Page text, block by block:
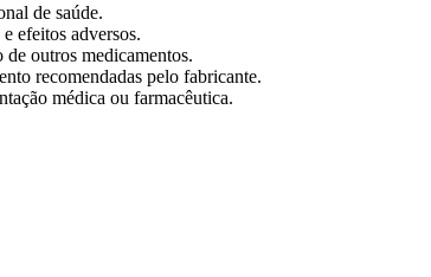
de saúde.
efeitos adversos.
outros medicamentos.
recomendadas pelo fabricante.
médica ou farmacêutica.